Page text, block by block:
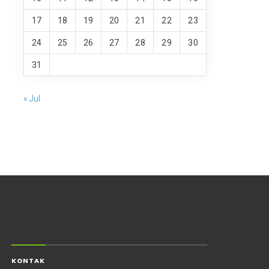
17 18 19 20 21 22 23
24 25 26 27 28 29 30
31
« Jul
KONTAK